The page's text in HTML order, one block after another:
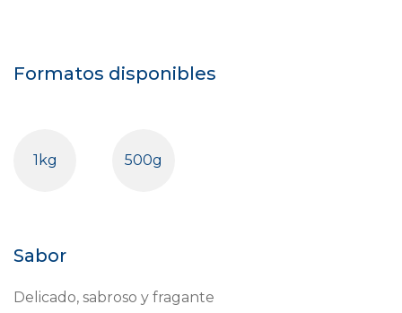
Formatos disponibles
1kg 500g
Sabor
Delicado, sabroso y fragante